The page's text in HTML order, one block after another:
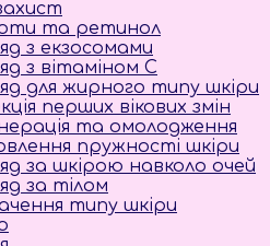
та ретинол
з екзосомами
з вітаміном С
для жирного типу шкіри
перших вікових змін
та омолодження
пружності шкіри
за шкірою навколо очей
за тілом
типу шкіри